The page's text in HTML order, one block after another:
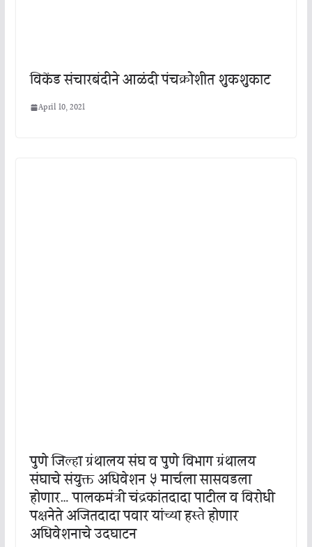
विकेंड संचारबंदीने आळंदी पंचक्रोशीत शुकशुकाट
April 10, 2021
पुणे जिल्हा ग्रंथालय संघ व पुणे विभाग ग्रंथालय
संघाचे संयुक्त अधिवेशन ५ मार्चला सासवडला
होणार… पालकमंत्री चंद्रकांतदादा पाटील व विरोधी
पक्षनेते अजितदादा पवार यांच्या हस्ते होणार
अधिवेशनाचे उदघाटन